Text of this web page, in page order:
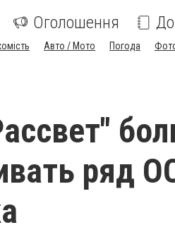
Оголошення
Авто / Мото Погода
ряд